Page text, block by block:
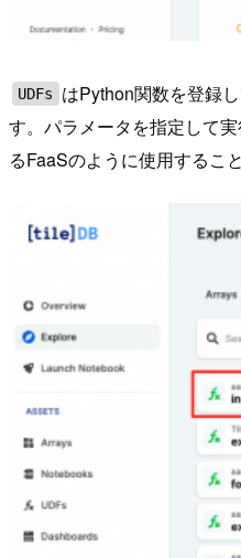
UDFs
はPython関数を登録
す。パラメータを指定して
るFaaSのように使用するこ